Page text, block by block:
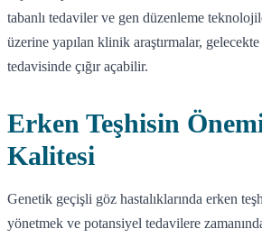
tabanlı tedaviler ve gen düzenleme
üzerine yapılan klinik araştırmalar, gelecekte
tedavisinde çığır açabilir.
Erken Teşhisin
Kalitesi
Genetik geçişli göz hastalıklarında erken
yönetmek ve potansiyel tedavilere